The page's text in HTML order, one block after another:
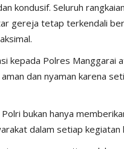
kondusif. Seluruh
gereja tetap terkendali
kepada Polres Manggarai
dan nyaman karena
bukan hanya
dalam setiap kegiatan